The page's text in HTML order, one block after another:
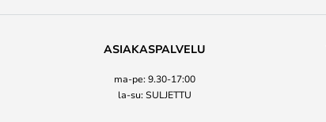
ASIAKASPALVELU
ma-pe: 9.30-17:00
la-su: SULJETTU